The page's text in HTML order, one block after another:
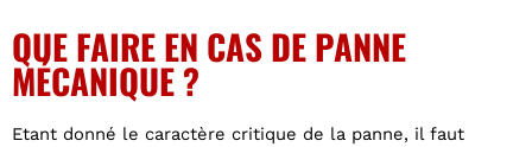
QUE FAIRE EN CAS DE PANNE
MÉCANIQUE ?
Etant donné le caractère critique de la panne, il faut